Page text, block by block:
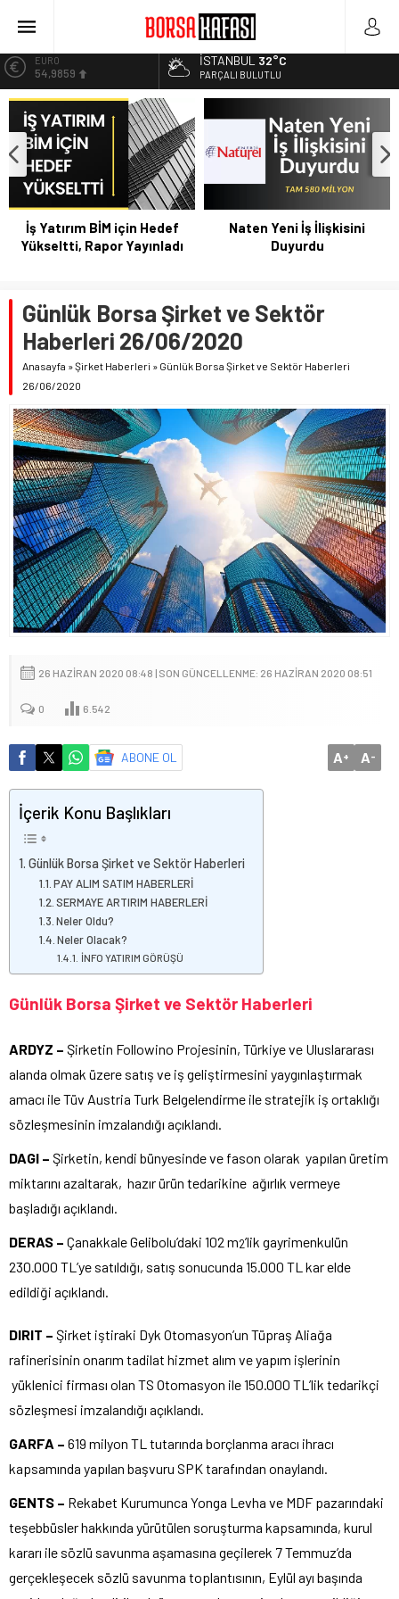
Kayseri Şeker Fabrika İnşaatının Temelini Atıyor
Bitcoin Halving Sonrası Kripto Para Piyasası
2027 Borsa Yatırımları: Akıllı Portföy Stratejileri
Borsa Bugün Ne Olur? 04/08/2023
EURO
54,9859
ALTIN
6.496,95
BİST
13.703,13
DOLAR
47,5639
İSTANBUL 32°C
PARÇALI BULUTLU
İş Yatırım BİM için Hedef
Yükseltti, Rapor Yayınladı
Naten Yeni İş İlişkisini
Duyurdu
Günlük Borsa Şirket ve Sektör
Haberleri 26/06/2020
Anasayfa »Şirket Haberleri » Günlük Borsa Şirket ve Sektör Haberleri
26/06/2020
26 HAZIRAN 2020 08:48 | SON GÜNCELLENME: 26 HAZIRAN 2020 08:51
0 6.542
ABONE OL A+ A-
İçerik Konu Başlıkları
Günlük Borsa Şirket ve Sektör Haberleri
PAY ALIM SATIM HABERLERİ
SERMAYE ARTIRIM HABERLERİ
Neler Oldu?
Neler Olacak?
İNFO YATIRIM GÖRÜŞÜ
Günlük Borsa Şirket ve Sektör Haberleri
ARDYZ – Şirketin Followino Projesinin, Türkiye ve Uluslararası
alanda olmak üzere satış ve iş geliştirmesini yaygınlaştırmak
amacı ile Tüv Austria Turk Belgelendirme ile stratejik iş ortaklığı
sözleşmesinin imzalandığı açıklandı.
DAGI – Şirketin, kendi bünyesinde ve fason olarak yapılan üretim
miktarını azaltarak, hazır ürün tedarikine ağırlık vermeye
başladığı açıklandı.
DERAS – Çanakkale Gelibolu’daki 102 m2’lik gayrimenkulün
230.000 TL’ye satıldığı, satış sonucunda 15.000 TL kar elde
edildiği açıklandı.
DIRIT – Şirket iştiraki Dyk Otomasyon’un Tüpraş Aliağa
rafinerisinin onarım tadilat hizmet alım ve yapım işlerinin
yüklenici firması olan TS Otomasyon ile 150.000 TL’lik tedarikçi
sözleşmesi imzalandığı açıklandı.
GARFA – 619 milyon TL tutarında borçlanma aracı ihracı
kapsamında yapılan başvuru SPK tarafından onaylandı.
GENTS – Rekabet Kurumunca Yonga Levha ve MDF pazarındaki
teşebbüsler hakkında yürütülen soruşturma kapsamında, kurul
kararı ile sözlü savunma aşamasına geçilerek 7 Temmuz’da
gerçekleşecek sözlü savunma toplantısının, Eylül ayı başında